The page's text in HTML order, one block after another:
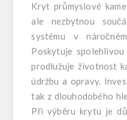
Kryt průmyslové
ale nezbytnou
systému v
Poskytuje spolehlivou
prodlužuje životnost
údržbu a opravy.
tak z dlouhodobého
Při výběru krytu je